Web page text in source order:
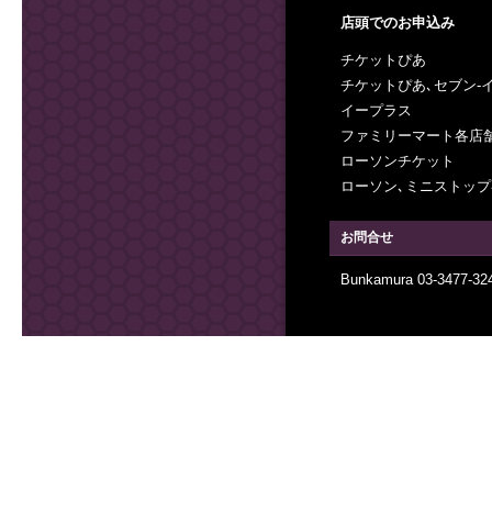
店頭でのお申込み
チケットぴあ
チケットぴあ､セブン-
イープラス
ファミリーマート各店
ローソンチケット
ローソン､ミニストッ
お問合せ
Bunkamura 03-3477-